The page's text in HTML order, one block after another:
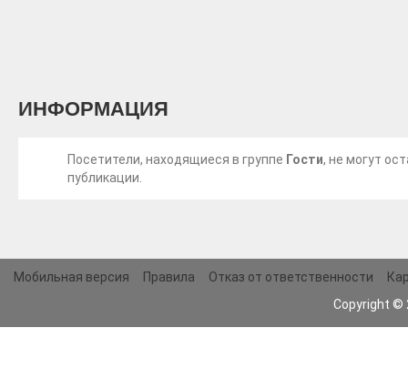
ИНФОРМАЦИЯ
Посетители, находящиеся в группе Гости, не могут
публикации.
Мобильная версия Правила Отказ от ответственности
Copyright ©